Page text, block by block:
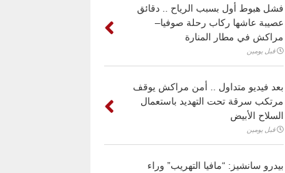
فشل هبوط أول بسبب الرياح .. دقائق
عصيبة عاشها ركاب رحلة صوفيا–
مراكش في مطار المنارة
قبل يومين
بعد فيديو متداول .. أمن مراكش يوقف
مرتكب سرقة تحت التهديد باستعمال
السلاح الأبيض
قبل يومين
بيدرو سانشيز: “مافيا التهريب” وراء